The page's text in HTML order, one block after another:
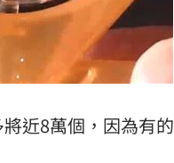
近8萬個，因為有的